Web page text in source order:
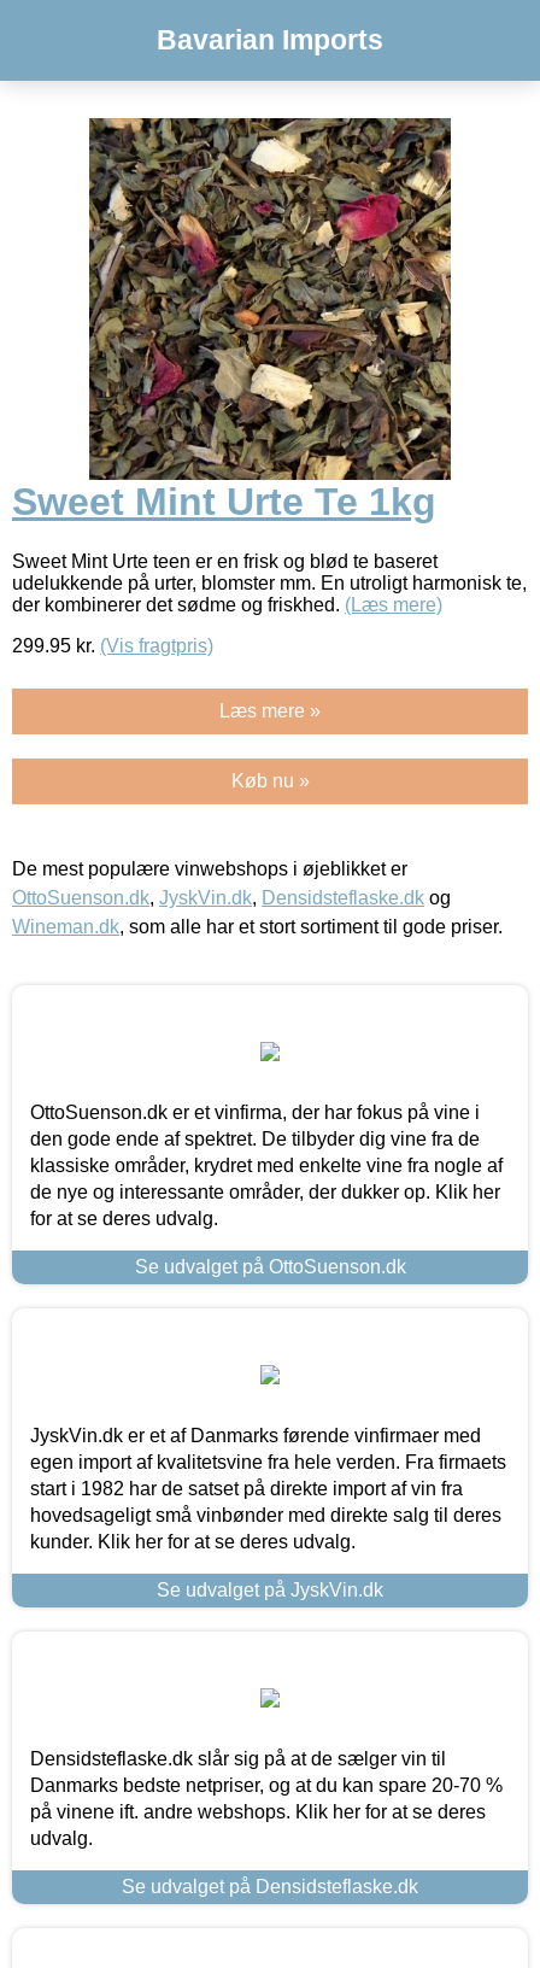
Bavarian Imports
Sweet Mint Urte Te 1kg
Sweet Mint Urte teen er en frisk og blød te baseret
udelukkende på urter, blomster mm. En utroligt harmonisk te,
der kombinerer det sødme og friskhed. (Læs mere)
299.95 kr. (Vis fragtpris)
Læs mere »
Køb nu »
De mest populære vinwebshops i øjeblikket er
OttoSuenson.dk, JyskVin.dk, Densidsteflaske.dk og
Wineman.dk, som alle har et stort sortiment til gode priser.
OttoSuenson.dk er et vinfirma, der har fokus på vine i
den gode ende af spektret. De tilbyder dig vine fra de
klassiske områder, krydret med enkelte vine fra nogle af
de nye og interessante områder, der dukker op. Klik her
for at se deres udvalg.
Se udvalget på OttoSuenson.dk
JyskVin.dk er et af Danmarks førende vinfirmaer med
egen import af kvalitetsvine fra hele verden. Fra firmaets
start i 1982 har de satset på direkte import af vin fra
hovedsageligt små vinbønder med direkte salg til deres
kunder. Klik her for at se deres udvalg.
Se udvalget på JyskVin.dk
Densidsteflaske.dk slår sig på at de sælger vin til
Danmarks bedste netpriser, og at du kan spare 20-70 %
på vinene ift. andre webshops. Klik her for at se deres
udvalg.
Se udvalget på Densidsteflaske.dk